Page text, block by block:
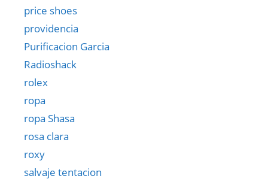
price shoes
providencia
Purificacion Garcia
Radioshack
rolex
ropa
ropa Shasa
rosa clara
roxy
salvaje tentacion